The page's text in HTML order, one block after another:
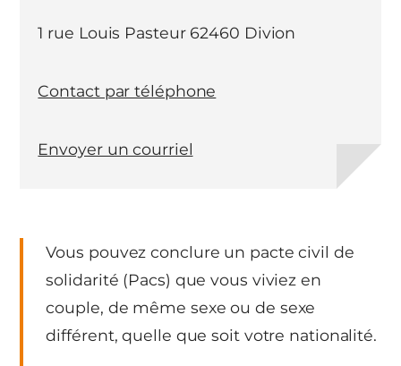
Vous pouvez conclure un pacte civil de
solidarité (Pacs) que vous viviez en
couple, de même sexe ou de sexe
différent, quelle que soit votre nationalité.
1 rue Louis Pasteur 62460 Divion
Contact par téléphone
Envoyer un courriel